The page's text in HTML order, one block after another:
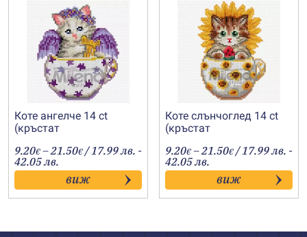
Коте ангелче 14 ct
(кръстат
9.20€ –21.50€Price
range:
9.20€
through
21.50€
/ 17.99 лв. -
42.05 лв.
виж
Коте слънчоглед 14 ct
(кръстат
9.20€ –21.50€Price
range:
9.20€
through
21.50€
/ 17.99 лв. -
42.05 лв.
виж